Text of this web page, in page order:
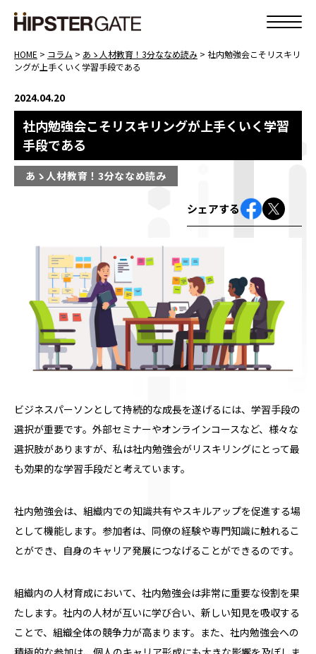
HOME > コラム > あゝ人材教育！3分ななめ読み > 社内勉強会こそリスキリ
ングが上手くいく学習手段である
2024.04.20
社内勉強会こそリスキリングが上手くいく学習
手段である
あゝ人材教育！3分ななめ読み
シェアする
ビジネスパーソンとして持続的な成長を遂げるには、学習手段の
選択が重要です。外部セミナーやオンラインコースなど、様々な
選択肢がありますが、私は社内勉強会がリスキリングにとって最
も効果的な学習手段だと考えています。
社内勉強会は、組織内での知識共有やスキルアップを促進する場
として機能します。参加者は、同僚の経験や専門知識に触れるこ
とができ、自身のキャリア発展につなげることができるのです。
組織内の人材育成において、社内勉強会は非常に重要な役割を果
たします。社内の人材が互いに学び合い、新しい知見を吸収する
ことで、組織全体の競争力が高まります。また、社内勉強会への